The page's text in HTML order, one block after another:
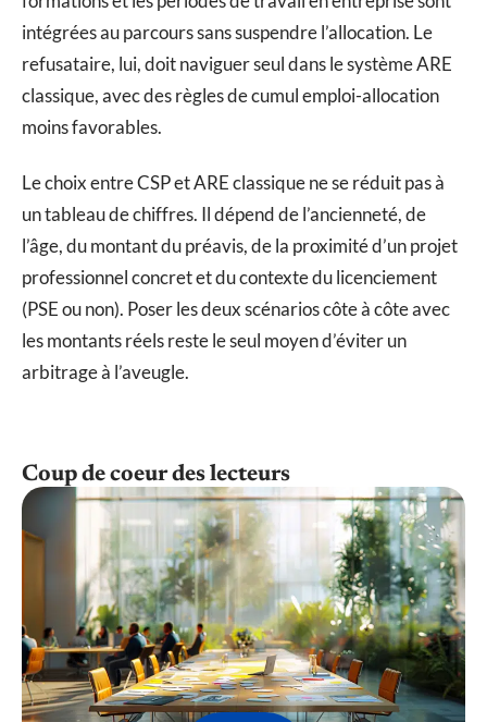
intégrées au parcours sans suspendre l’allocation. Le
refusataire, lui, doit naviguer seul dans le système ARE
classique, avec des règles de cumul emploi-allocation
moins favorables.
Le choix entre CSP et ARE classique ne se réduit pas à
un tableau de chiffres. Il dépend de l’ancienneté, de
l’âge, du montant du préavis, de la proximité d’un projet
professionnel concret et du contexte du licenciement
(PSE ou non). Poser les deux scénarios côte à côte avec
les montants réels reste le seul moyen d’éviter un
arbitrage à l’aveugle.
Coup de coeur des lecteurs